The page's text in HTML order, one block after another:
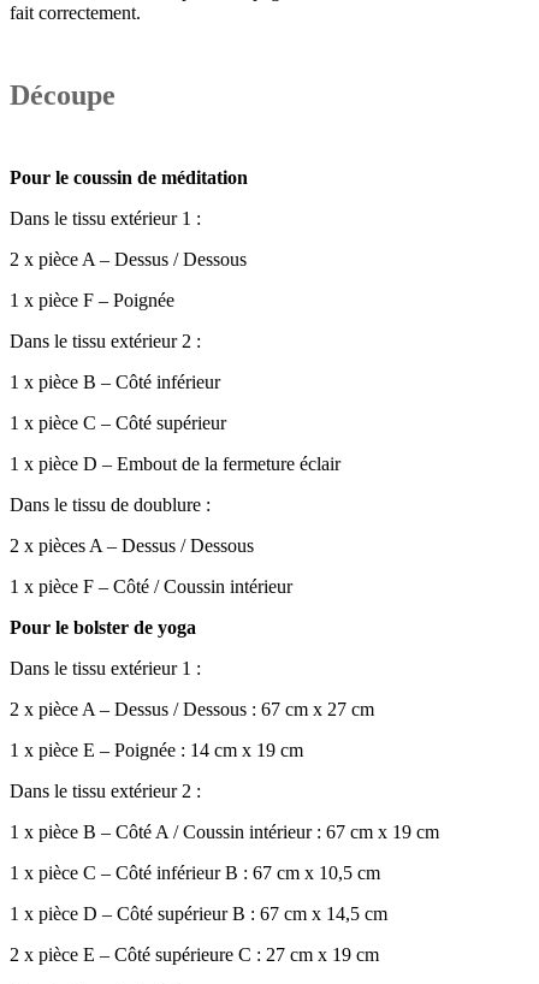
fait correctement.
Découpe
Pour le coussin de méditation
Dans le tissu extérieur 1 :
2 x pièce A – Dessus / Dessous
1 x pièce F – Poignée
Dans le tissu extérieur 2 :
1 x pièce B – Côté inférieur
1 x pièce C – Côté supérieur
1 x pièce D – Embout de la fermeture éclair
Dans le tissu de doublure :
2 x pièces A – Dessus / Dessous
1 x pièce F – Côté / Coussin intérieur
Pour le bolster de yoga
Dans le tissu extérieur 1 :
2 x pièce A – Dessus / Dessous : 67 cm x 27 cm
1 x pièce E – Poignée : 14 cm x 19 cm
Dans le tissu extérieur 2 :
1 x pièce B – Côté A / Coussin intérieur : 67 cm x 19 cm
1 x pièce C – Côté inférieur B : 67 cm x 10,5 cm
1 x pièce D – Côté supérieur B : 67 cm x 14,5 cm
2 x pièce E – Côté supérieure C : 27 cm x 19 cm